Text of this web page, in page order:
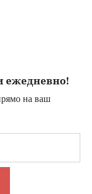
ежедневно!
на ваш